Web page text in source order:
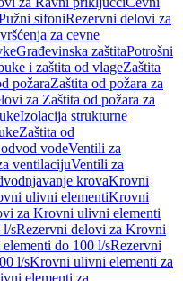
sifoniRezervni delovi za
za cevne
Građevinska zaštitaPotrošni
i zaštita od vlageZaštita
požaraZaštita od požara za
za Zaštita od požara za
Izolacija strukturne
Zaštita od
vodeVentili za
ventilacijuVentili za
krovaKrovni
ulivni elementiKrovni
za Krovni ulivni elementi
l/sRezervni delovi za Krovni
do 100 l/sRezervni
l/sKrovni ulivni elementi za
elementi za